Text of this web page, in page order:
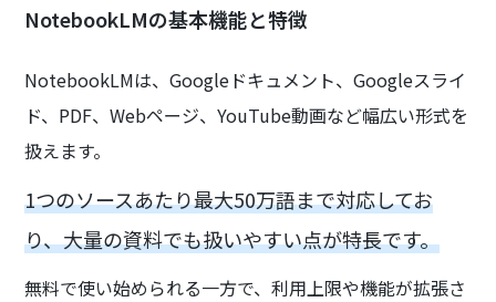
NotebookLMの基本機能と特徴
NotebookLMは、Googleドキュメント、Googleスライ
ド、PDF、Webページ、YouTube動画など幅広い形式を
扱えます。
1つのソースあたり最大50万語まで対応してお
り、大量の資料でも扱いやすい点が特長です。
無料で使い始められる一方で、利用上限や機能が拡張さ